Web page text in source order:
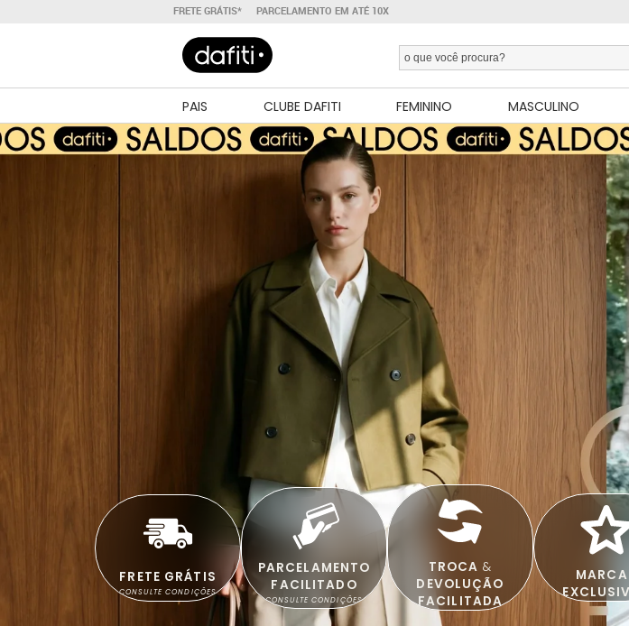
FRETE GRÁTIS* PARCELAMENTO EM ATÉ 10X
PAIS CLUBE DAFITI FEMININO MASCULINO
FRETE GRÁTIS
CONSULTE CONDIÇÕES
PARCELAMENTO
FACILITADO
CONSULTE CONDIÇÕES
TROCA &
DEVOLUÇÃO
FACILITADA